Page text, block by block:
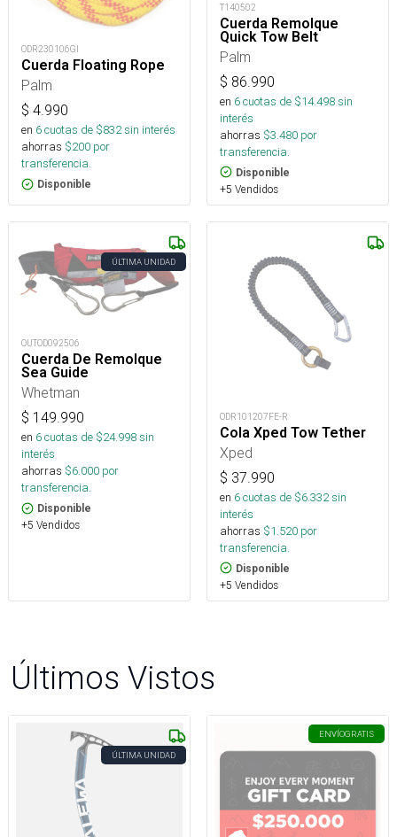
ODR230106GI
Cuerda Floating Rope
Palm
$ 4.990
en 6cuotas de $832sin interés
ahorras $200 por
transferencia.
Disponible
T140502
Cuerda Remolque
Quick Tow Belt
Palm
$ 86.990
en 6cuotas de $14.498sin
interés
ahorras $3.480 por
transferencia.
Disponible
+5 Vendidos
ÚLTIMA UNIDAD
OUTOD092506
Cuerda De Remolque
Sea Guide
Whetman
$ 149.990
en 6cuotas de $24.998sin
interés
ahorras $6.000 por
transferencia.
Disponible
+5 Vendidos
ODR101207FE-R
Cola Xped Tow Tether
Xped
$ 37.990
en 6cuotas de $6.332sin
interés
ahorras $1.520 por
transferencia.
Disponible
+5 Vendidos
Últimos Vistos
ÚLTIMA UNIDAD
ENVÍOGRATIS